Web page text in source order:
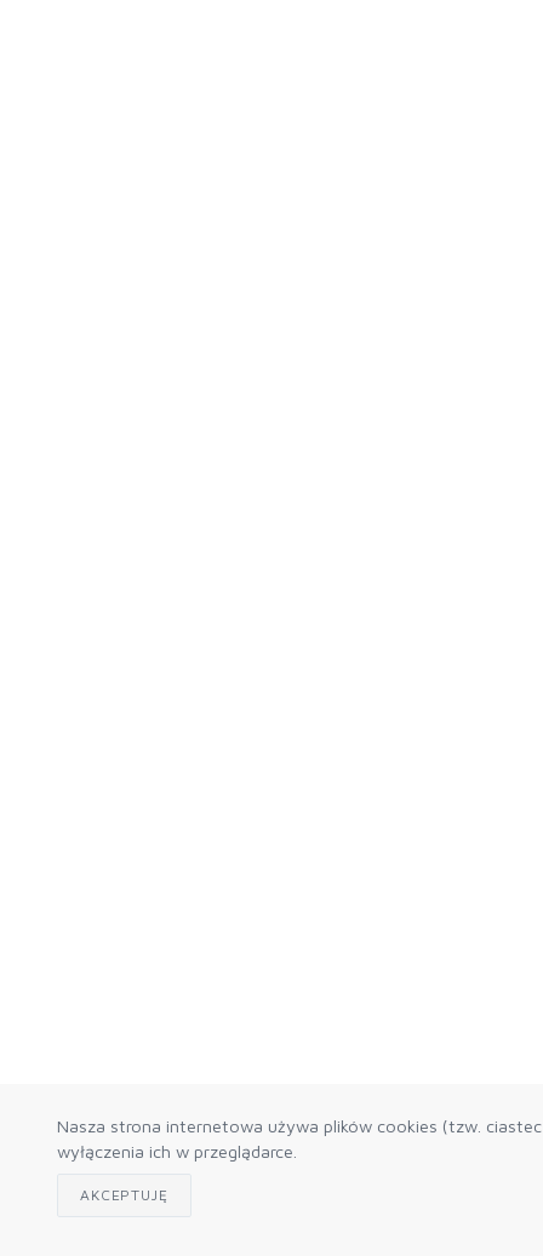
Nasza strona internetowa używa plików cookies (tzw.
wyłączenia ich w przeglądarce.
AKCEPTUJĘ